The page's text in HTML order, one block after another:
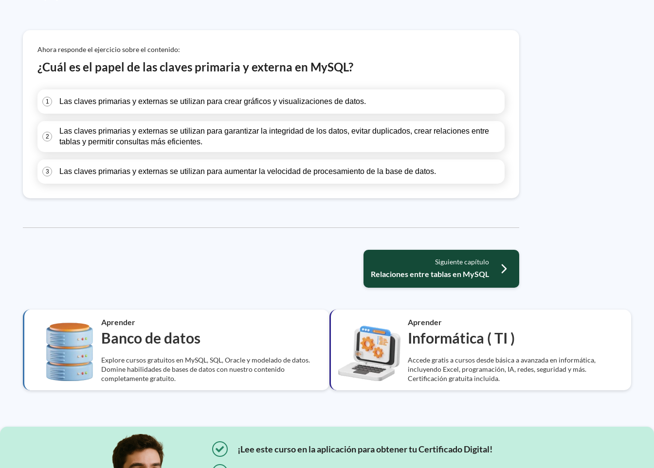
Ahora responde el ejercicio sobre el contenido:
¿Cuál es el papel de las claves primaria y externa en MySQL?
1 Las claves primarias y externas se utilizan para crear gráficos y visualizaciones de datos.
2
Las claves primarias y externas se utilizan para garantizar la integridad de los datos, evitar duplicados, crear relaciones entre
tablas y permitir consultas más eficientes.
3 Las claves primarias y externas se utilizan para aumentar la velocidad de procesamiento de la base de datos.
Siguiente capítulo
Relaciones entre tablas en MySQL
Aprender
Banco de datos
Explore cursos gratuitos en MySQL, SQL, Oracle y modelado de datos.
Domine habilidades de bases de datos con nuestro contenido
completamente gratuito.
Aprender
Informática ( TI )
Accede gratis a cursos desde básica a avanzada en informática,
incluyendo Excel, programación, IA, redes, seguridad y más.
Certificación gratuita incluida.
¡Lee este curso en la aplicación para obtener tu Certificado Digital!